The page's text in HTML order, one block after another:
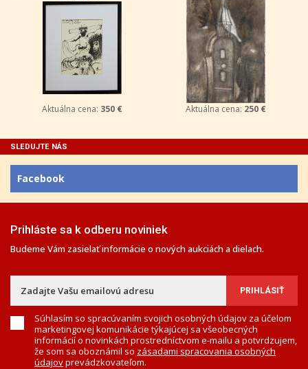
Aktuálna cena: 350 € Aktuálna cena: 250 €
SLEDUJTE NÁS
Facebook
Prihláste sa k odberu noviniek
Budeme Vám zasielať informácie o nových aukciách a dielach.
Súhlasím so spracúvaním svojich osobných údajov za účelom
marketingovej komunikácie týkajúcej sa všeobecných
informácií o novinkách prostredníctvom e-mailu a potvrdzujem,
že som sa oboznámil so zásadami spracovania osobných
údajovprevádzkovateľom.